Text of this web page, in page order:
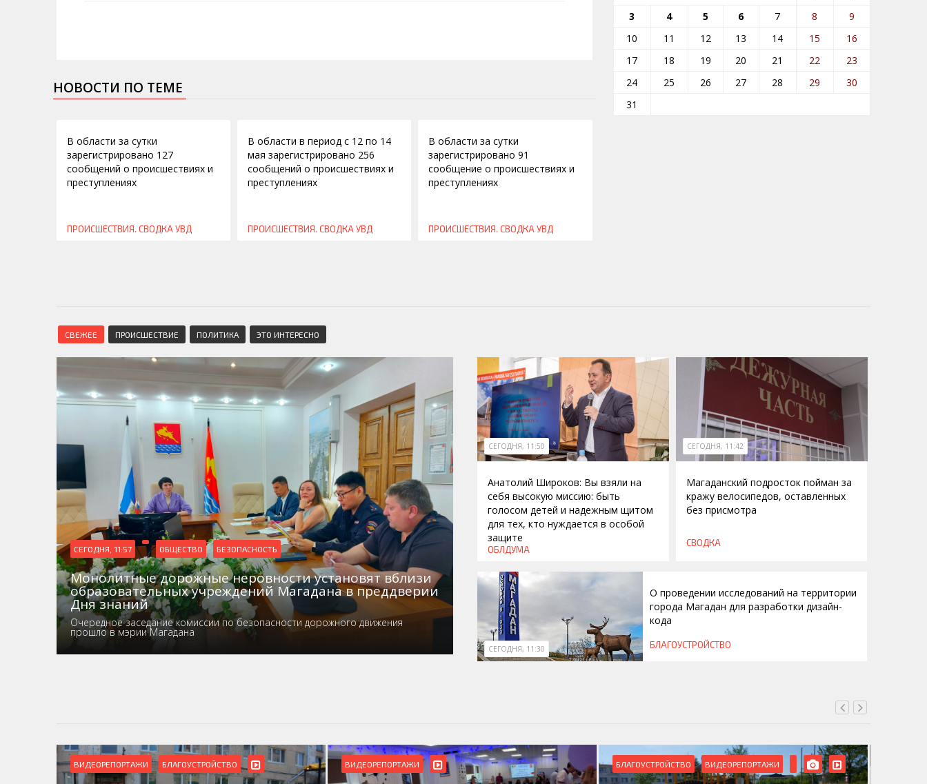
НОВОСТИ ПО ТЕМЕ
В области за сутки
зарегистрировано 127
сообщений о происшествиях и
преступлениях
ПРОИСШЕСТВИЯ. СВОДКА УВД
В области в период с 12 по 14
мая зарегистрировано 256
сообщений о происшествиях и
преступлениях
ПРОИСШЕСТВИЯ. СВОДКА УВД
В области за сутки
зарегистрировано 91
сообщение о происшествиях и
преступлениях
ПРОИСШЕСТВИЯ. СВОДКА УВД
3
4 5 6 7 8
9
10
11 12 13 14 15
16
17
18 19 20 21 22
23
24
25 26 27 28 29
30
31
СВЕЖЕЕ ПРОИСШЕСТВИЕ ПОЛИТИКА ЭТО ИНТЕРЕСНО
СЕГОДНЯ, 11:57 ОБЩЕСТВО БЕЗОПАСНОСТЬ
Монолитные дорожные неровности установят вблизи
образовательных учреждений Магадана в преддверии
Дня знаний
Очередное заседание комиссии по безопасности дорожного движения
прошло в мэрии Магадана
СЕГОДНЯ, 11:50
Анатолий Широков: Вы взяли на
себя высокую миссию: быть
голосом детей и надежным щитом
для тех, кто нуждается в особой
защите
ОБЛДУМА
СЕГОДНЯ, 11:42
Магаданский подросток пойман за
кражу велосипедов, оставленных
без присмотра
СВОДКА
СЕГОДНЯ, 11:30
О проведении исследований на территории
города Магадан для разработки дизайн-
кода
БЛАГОУСТРОЙСТВО
ВИДЕОРЕПОРТАЖИ БЛАГОУСТРОЙСТВО ВИДЕОРЕПОРТАЖИ БЛАГОУСТРОЙСТВО ВИДЕОРЕПОРТАЖИ